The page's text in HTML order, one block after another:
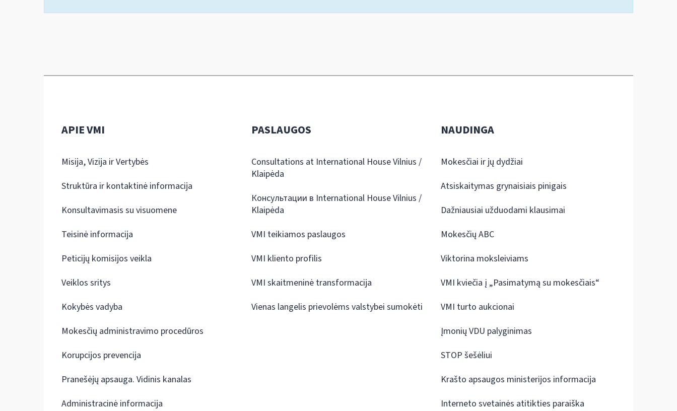
APIE VMI
Misija, Vizija ir Vertybės
Struktūra ir kontaktinė informacija
Konsultavimasis su visuomene
Teisinė informacija
Peticijų komisijos veikla
Veiklos sritys
Kokybės vadyba
Mokesčių administravimo procedūros
Korupcijos prevencija
Pranešėjų apsauga. Vidinis kanalas
Administracinė informacija
PASLAUGOS
Consultations at International House Vilnius /
Klaipėda
Консультации в International House Vilnius /
Klaipėda
VMI teikiamos paslaugos
VMI kliento profilis
VMI skaitmeninė transformacija
Vienas langelis prievolėms valstybei sumokėti
NAUDINGA
Mokesčiai ir jų dydžiai
Atsiskaitymas grynaisiais pinigais
Dažniausiai užduodami klausimai
Mokesčių ABC
Viktorina moksleiviams
VMI kviečia į „Pasimatymą su mokesčiais“
VMI turto aukcionai
Įmonių VDU palyginimas
STOP šešėliui
Krašto apsaugos ministerijos informacija
Interneto svetainės atitikties paraiška